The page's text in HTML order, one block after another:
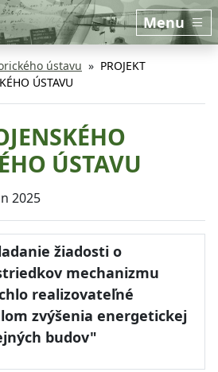
Menu
ústavu
PROJEKT
ÚSTAVU
ÚSTAVU
2025
žiadosti o
mechanizmu
realizovateľné
zvýšenia energetickej
budov"